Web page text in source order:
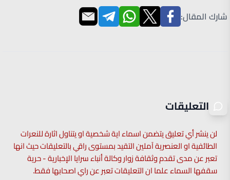
شارك المقال:
التعليقات
لن ينشر أي تعليق يتضمن اسماء اية شخصية او يتناول اثارة للنعرات
الطائفية او العنصرية آملين التقيد بمستوى راقي بالتعليقات حيث انها
تعبر عن مدى تقدم وثقافة زوار وكالة أنباء سرايا الإخبارية - حرية
سقفها السماء علما ان التعليقات تعبر عن راي اصحابها فقط.